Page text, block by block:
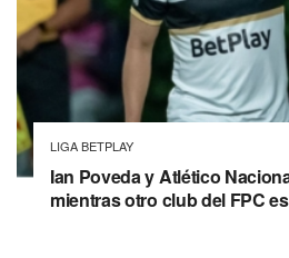
LIGA BETPLAY
Ian Poveda y Atlético
mientras otro club del FPC